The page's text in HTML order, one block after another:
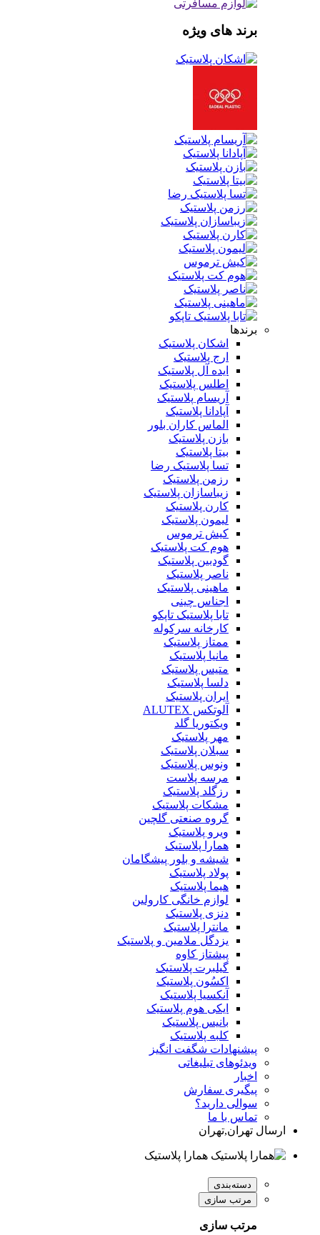
برند های ویژه
برندها
اشکان پلاستیک
ارج پلاستیک
ایده آل پلاستیک
اطلس پلاستیک
آریسام پلاستیک
آپادانا پلاستیک
الماس کاران بلور
بازن پلاستیک
بیتا پلاستیک
تسا پلاستیک رضا
رزمن پلاستیک
زیباسازان پلاستیک
کارن پلاستیک
لیمون پلاستیک
کیش ترموس
هوم کت پلاستیک
گودبین پلاستیک
ناصر پلاستیک
ماهینی پلاستیک
اجناس چینی
تابا پلاستیک تاپکو
کارخانه سرکوله
ممتاز پلاستیک
مانیا پلاستیک
متیس پلاستیک
دلسا پلاستیک
ایران پلاستیک
آلوتکس ALUTEX
ویکتوریا گلد
مهر پلاستیک
سبلان پلاستیک
ونوس پلاستیک
مرسه پلاست
رزگلد پلاستیک
مشکات پلاستیک
گروه صنعتی گلچین
ویرو پلاستیک
همارا پلاستیک
شیشه و بلور پیشگامان
پولاد پلاستیک
هیما پلاستیک
لوازم خانگی کارولین
دنزی پلاستیک
مانترا پلاستیک
یزدگل ملامین و پلاستیک
پیشتاز کاوه
گیلبرت پلاستیک
اکسُون پلاستیک
آنکسیا پلاستیک
ایکی هوم پلاستیک
بانیس پلاستیک
کلبه پلاستیک
پیشنهادات شگفت انگیز
ویدئوهای تبلیغاتی
اخبار
پیگیری سفارش
سوالی دارید؟
تماس با ما
ارسال تهران,تهران
همارا پلاستیک
دسته‌بندی
مرتب سازی
مرتب سازی